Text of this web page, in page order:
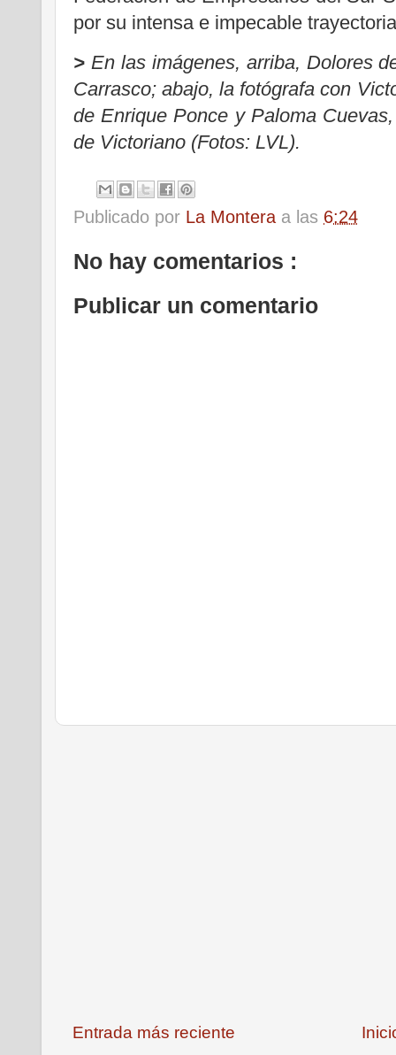
por su intensa e impecable
> En las imágenes, arriba, Dolores
Carrasco; abajo, la fotógrafa con
de Enrique Ponce y Paloma
de Victoriano (Fotos: LVL).
Publicado por La Montera a las 6:24
No hay comentarios :
Publicar un comentario
Entrada más reciente